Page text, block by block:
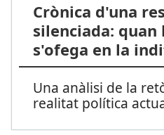
Crònica d'una
silenciada: quan
s'ofega en la
Una anàlisi de la
realitat política